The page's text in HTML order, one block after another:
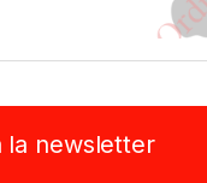
la newsletter